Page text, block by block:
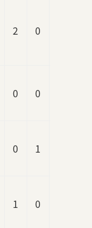
2 0
0 0
0 1
1 0